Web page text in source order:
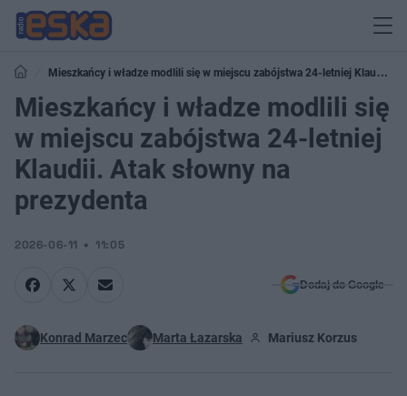
Mieszkańcy i władze modlili się w miejscu zabójstwa 24-letniej Klaudii.
Atak słowny na prezydenta
Mieszkańcy i władze modlili się
w miejscu zabójstwa 24-letniej
Klaudii. Atak słowny na
prezydenta
2026-06-11 11:05
Dodaj do Google
Konrad Marzec Marta Łazarska Mariusz Korzus